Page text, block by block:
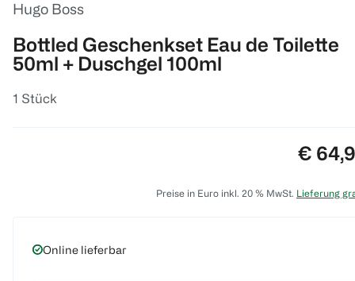
Hugo Boss
Bottled Geschenkset Eau de Toilette
50ml + Duschgel 100ml
1 Stück
Preis:
€
Preise in Euro inkl. 20 % MwSt. Lieferung
Online lieferbar